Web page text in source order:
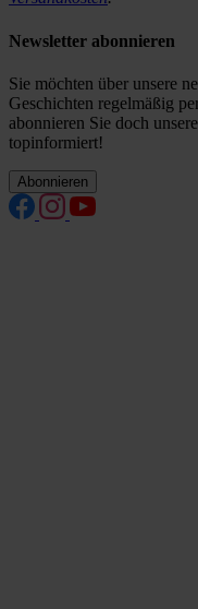
Newsletter abonnieren
Sie möchten über unsere
Geschichten regelmäßig
abonnieren Sie doch
topinformiert!
Abonnieren